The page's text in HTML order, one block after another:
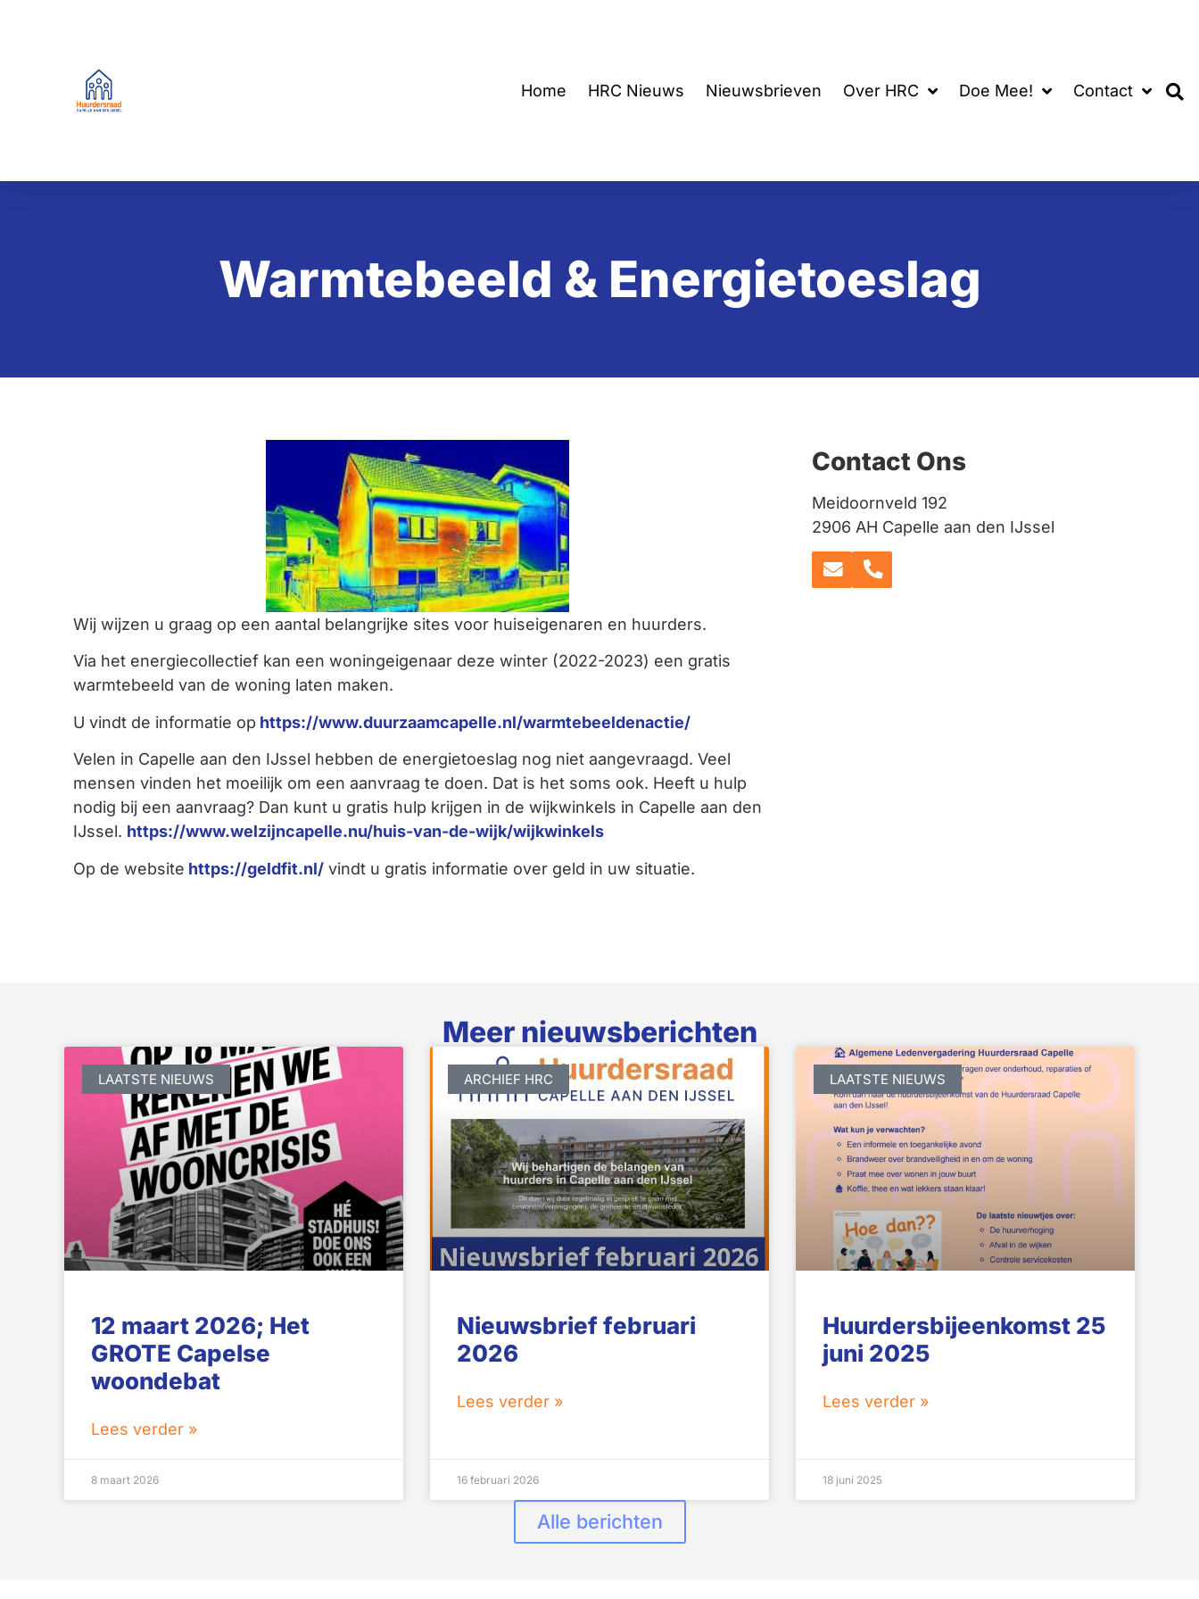
Home HRC Nieuws Nieuwsbrieven Over HRC Doe Mee! Contact
Warmtebeeld & Energietoeslag
Wij wijzen u graag op een aantal belangrijke sites voor huiseigenaren en huurders.
Via het energiecollectief kan een woningeigenaar deze winter (2022-2023) een gratis
warmtebeeld van de woning laten maken.
U vindt de informatie op https://www.duurzaamcapelle.nl/warmtebeeldenactie/
Velen in Capelle aan den IJssel hebben de energietoeslag nog niet aangevraagd. Veel
mensen vinden het moeilijk om een aanvraag te doen. Dat is het soms ook. Heeft u hulp
nodig bij een aanvraag? Dan kunt u gratis hulp krijgen in de wijkwinkels in Capelle aan den
IJssel. https://www.welzijncapelle.nu/huis-van-de-wijk/wijkwinkels
Op de website https://geldfit.nl/ vindt u gratis informatie over geld in uw situatie.
Contact Ons
Meidoornveld 192
2906 AH Capelle aan den IJssel
Meer nieuwsberichten
LAATSTE NIEUWS
12 maart 2026; Het
GROTE Capelse
woondebat
Lees verder »
8 maart 2026
ARCHIEF HRC
Nieuwsbrief februari
2026
Lees verder »
16 februari 2026
LAATSTE NIEUWS
Huurdersbijeenkomst 25
juni 2025
Lees verder »
18 juni 2025
Alle berichten